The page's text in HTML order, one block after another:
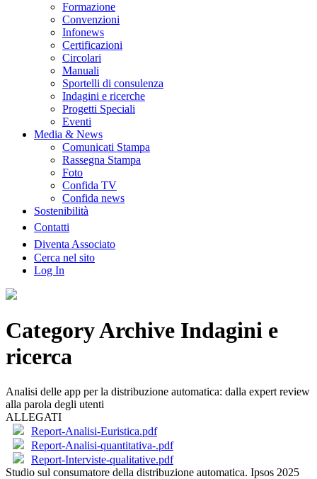
Formazione
Convenzioni
Infonews
Certificazioni
Circolari
Manuali
Sportelli di consulenza
Indagini e ricerche
Progetti Speciali
Eventi
Media & News
Comunicati Stampa
Rassegna Stampa
Foto
Confida TV
Confida news
Sostenibilità
Contatti
Diventa Associato
Cerca nel sito
Log In
Category Archive Indagini e
ricerca
Analisi delle app per la distribuzione automatica: dalla expert review
alla parola degli utenti
ALLEGATI
Report-Analisi-Euristica.pdf
Report-Analisi-quantitativa-.pdf
Report-Interviste-qualitative.pdf
Studio sul consumatore della distribuzione automatica. Ipsos 2025